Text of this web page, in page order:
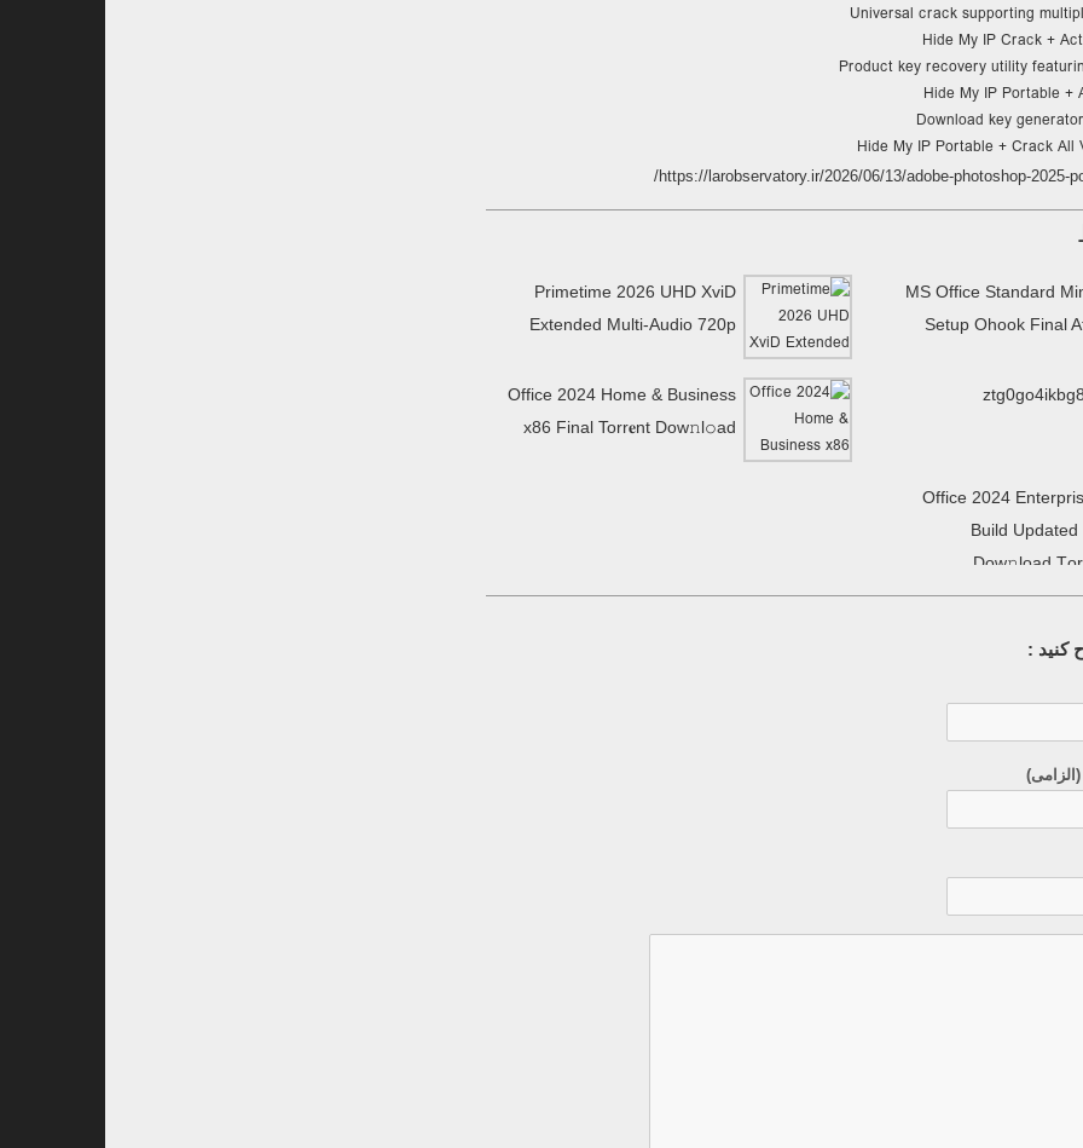
Universal crack supporting
Hide My IP Crack +
Product key recovery utility
Hide My IP Portable
Download key
Hide My IP Portable + Crack
https://larobservatory.ir/2026/06/13/adobe-photoshop-2025-
MS Office Standard
Setup Ohook Final
Primetime 2026 UHD XviD
Extended Multi-Audio 720p
Office 2024 Home & Business
x86 Final Torr𝐞nt Dow𝚗l𝚘аd
Office 2024
Build Updated
Dow𝚗load
کنید :